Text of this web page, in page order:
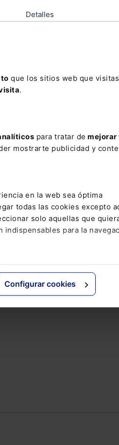
Detalles
que los sitios web que
.
para tratar de mejorar
mostrarte publicidad y
en la web sea óptima
todas las cookies excepto
solo aquellas que
para la
Configurar cookies
ElDerecho.com
CÁMARA DE COMERCIO
CANONICO DIGITALIZACIÓN
Espacioasesoria.com
Espaciopymes.com
Blog de Actualidad